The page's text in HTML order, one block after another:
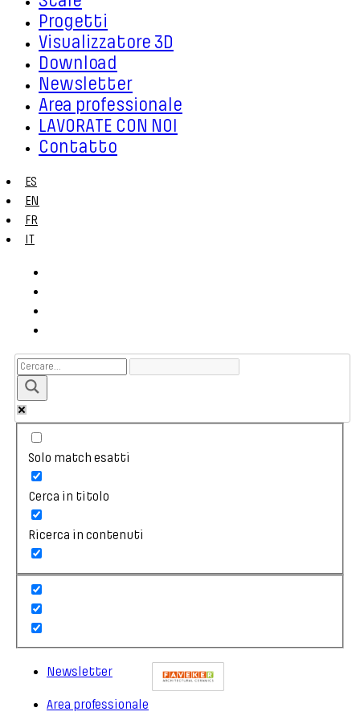
Progetti
Visualizzatore 3D
Download
Newsletter
Area professionale
LAVORATE CON NOI
Contatto
ES
EN
FR
IT
Solo match esatti
Cerca in titolo
Ricerca in contenuti
Newsletter
Area professionale